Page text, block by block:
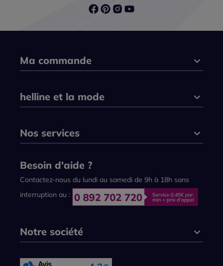
Ma commande
helline et la mode
Nos services
Besoin d'aide ?
Contactez-nous du lundi au samedi de 9h à 18h sans
interruption au :
Notre société